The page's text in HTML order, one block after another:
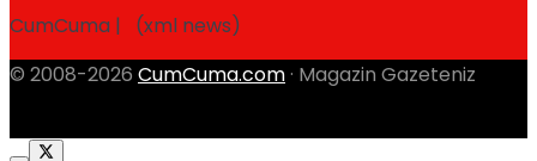
CumCuma | (xml news)
© 2008-2026 CumCuma.com · Magazin Gazeteniz